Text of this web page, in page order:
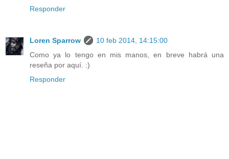
Responder
Loren Sparrow
10 feb 2014, 14:15:00
Como ya lo tengo en mis manos, en breve habrá una
reseña por aquí. :)
Responder